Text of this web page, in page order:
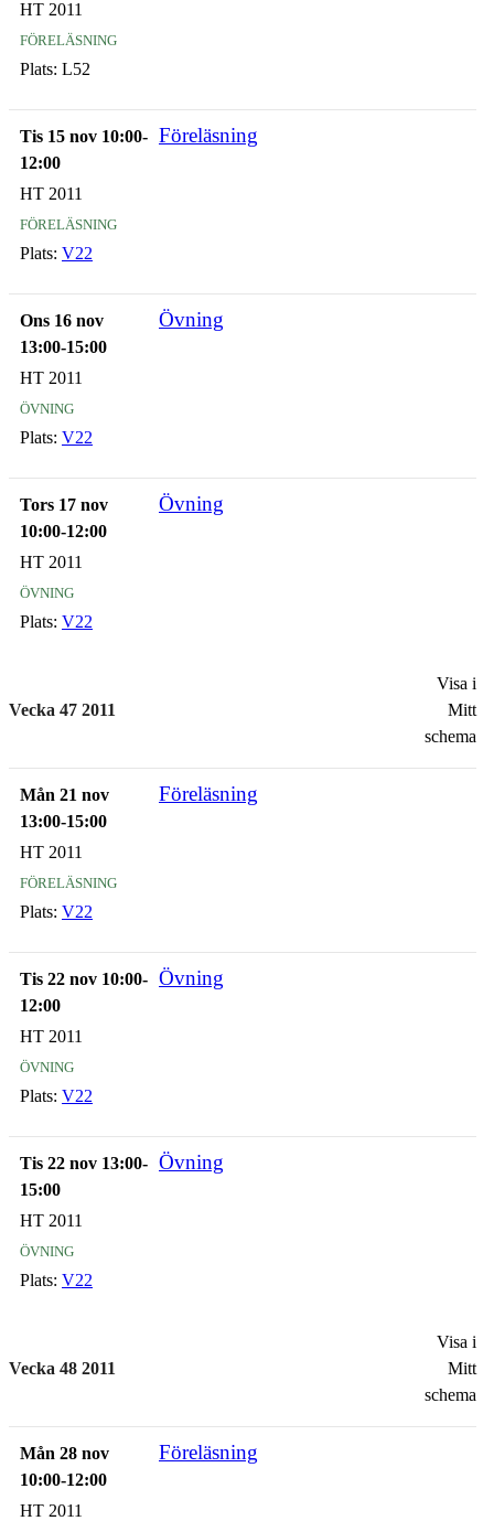
HT 2011
föreläsning
Plats: L52
Tis 15 nov 10:00-
12:00
Föreläsning
HT 2011
föreläsning
Plats: V22
Ons 16 nov
13:00-15:00
Övning
HT 2011
övning
Plats: V22
Tors 17 nov
10:00-12:00
Övning
HT 2011
övning
Plats: V22
Vecka 47 2011
Visa i
Mitt
schema
Mån 21 nov
13:00-15:00
Föreläsning
HT 2011
föreläsning
Plats: V22
Tis 22 nov 10:00-
12:00
Övning
HT 2011
övning
Plats: V22
Tis 22 nov 13:00-
15:00
Övning
HT 2011
övning
Plats: V22
Vecka 48 2011
Visa i
Mitt
schema
Mån 28 nov
10:00-12:00
Föreläsning
HT 2011